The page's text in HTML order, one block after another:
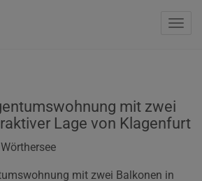
mit zwei
Lage von Klagenfurt